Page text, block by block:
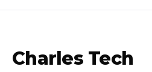
Charles Tech